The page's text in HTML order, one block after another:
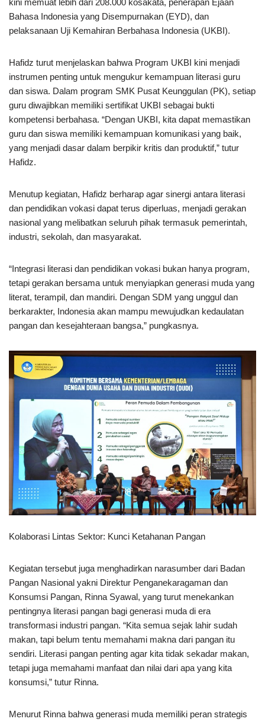
Bahasa Indonesia yang Disempurnakan (EYD), dan
pelaksanaan Uji Kemahiran Berbahasa Indonesia (UKBI).
Hafidz turut menjelaskan bahwa Program UKBI kini menjadi
instrumen penting untuk mengukur kemampuan literasi guru
dan siswa. Dalam program SMK Pusat Keunggulan (PK), setiap
guru diwajibkan memiliki sertifikat UKBI sebagai bukti
kompetensi berbahasa. “Dengan UKBI, kita dapat memastikan
guru dan siswa memiliki kemampuan komunikasi yang baik,
yang menjadi dasar dalam berpikir kritis dan produktif,” tutur
Hafidz.
Menutup kegiatan, Hafidz berharap agar sinergi antara literasi
dan pendidikan vokasi dapat terus diperluas, menjadi gerakan
nasional yang melibatkan seluruh pihak termasuk pemerintah,
industri, sekolah, dan masyarakat.
“Integrasi literasi dan pendidikan vokasi bukan hanya program,
tetapi gerakan bersama untuk menyiapkan generasi muda yang
literat, terampil, dan mandiri. Dengan SDM yang unggul dan
berkarakter, Indonesia akan mampu mewujudkan kedaulatan
pangan dan kesejahteraan bangsa,” pungkasnya.
Kolaborasi Lintas Sektor: Kunci Ketahanan Pangan
Kegiatan tersebut juga menghadirkan narasumber dari Badan
Pangan Nasional yakni Direktur Penganekaragaman dan
Konsumsi Pangan, Rinna Syawal, yang turut menekankan
pentingnya literasi pangan bagi generasi muda di era
transformasi industri pangan. “Kita semua sejak lahir sudah
makan, tapi belum tentu memahami makna dari pangan itu
sendiri. Literasi pangan penting agar kita tidak sekadar makan,
tetapi juga memahami manfaat dan nilai dari apa yang kita
konsumsi,” tutur Rinna.
Menurut Rinna bahwa generasi muda memiliki peran strategis